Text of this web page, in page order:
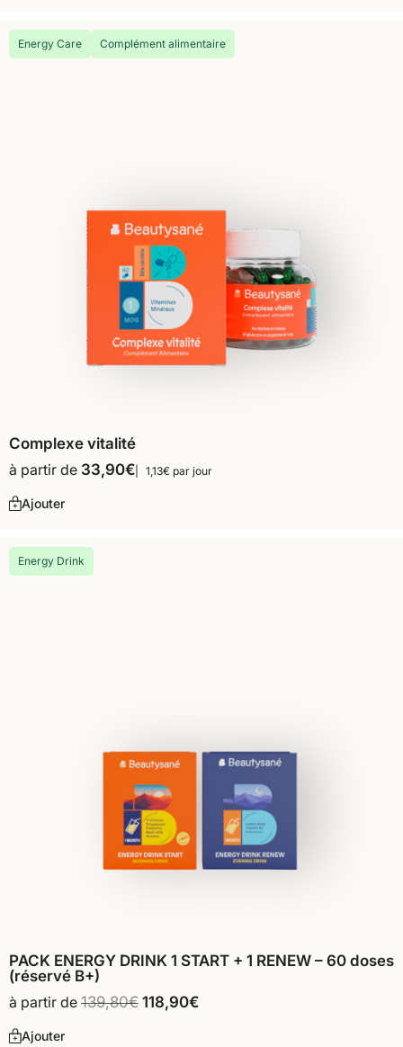
Energy Care Complément alimentaire
Complexe vitalité
à partir de 33,90€ 1,13€ par jour
Ajouter
Energy Drink
PACK ENERGY DRINK 1 START + 1 RENEW – 60 doses
(réservé B+)
à partir de 139,80€ 118,90€
Ajouter